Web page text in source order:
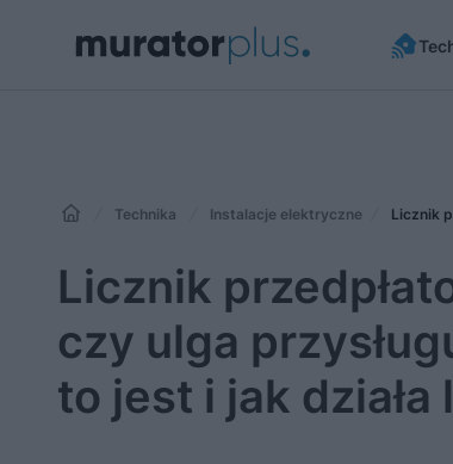
Technika Instalacje elektryczne
Licznik
czy ulga
to jest i jak